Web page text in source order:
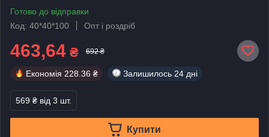
Готово до відправки
Код: 40*40*100
Опт і роздріб
463,64 ₴ 692 ₴
Економія 228.36 ₴ Залишилось 24 дні
569 ₴ від 3 шт.
Купити